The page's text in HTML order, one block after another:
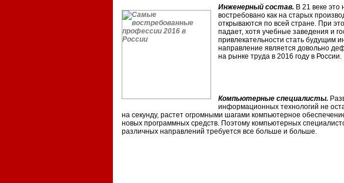
Инженерный состав. В 21 веке
востребовано как на старых
открываются по всей стране. При
падает, хотя учебные заведения и
привлекательности стать будущим
направление является довольно
на рынке труда в 2016 году в России.
Компьютерные специалисты.
информационных технологий не
на секунду, растет огромными шагами компьютерное
новых программных средств. Поэтому компьютерных
различных направлений требуется все больше и больше.